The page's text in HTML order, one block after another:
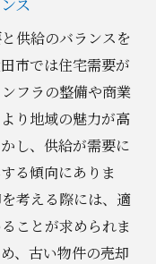
供給のバランスを
市では住宅需要が
フラの整備や商業
り地域の魅力が高
し、供給が需要に
る傾向にありま
考える際には、適
ことが求められま
、古い物件の売却